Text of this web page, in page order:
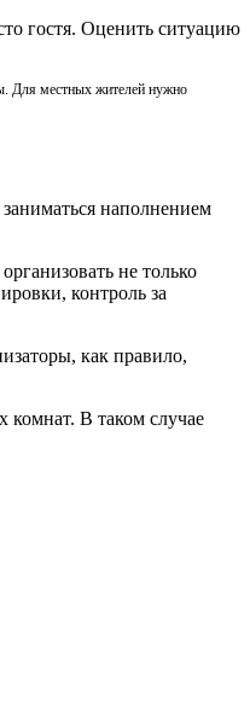
гостя. Оценить ситуацию
Для местных жителей нужно
наполнением
не только
контроль за
как правило,
комнат. В таком случае